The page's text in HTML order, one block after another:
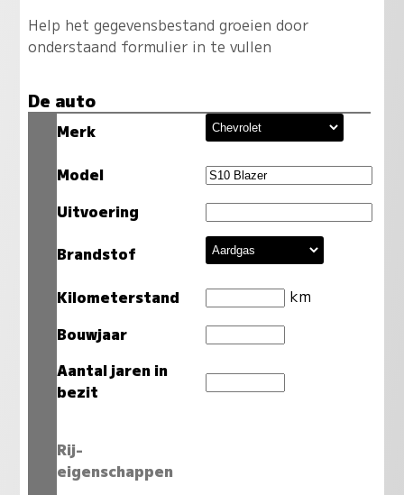
Help het gegevensbestand groeien door
onderstaand formulier in te vullen
De auto
Merk
Model
Uitvoering
Brandstof
Kilometerstand
km
Bouwjaar
Aantal jaren in
bezit
Rij-
eigenschappen